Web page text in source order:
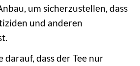
um sicherzustellen, dass
und anderen
darauf, dass der Tee nur